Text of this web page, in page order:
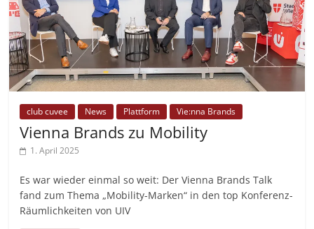
club cuvee News Plattform Vie:nna Brands
Vienna Brands zu Mobility
1. April 2025
Es war wieder einmal so weit: Der Vienna Brands Talk
fand zum Thema „Mobility-Marken“ in den top Konferenz-
Räumlichkeiten von UIV